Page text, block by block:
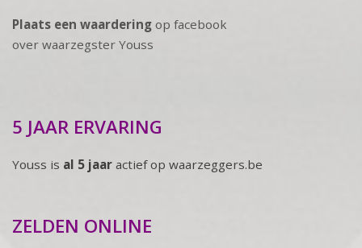
Plaats een waardering op facebook
over waarzegster Youss
5 JAAR ERVARING
Youss is al 5 jaar actief op waarzeggers.be
ZELDEN ONLINE